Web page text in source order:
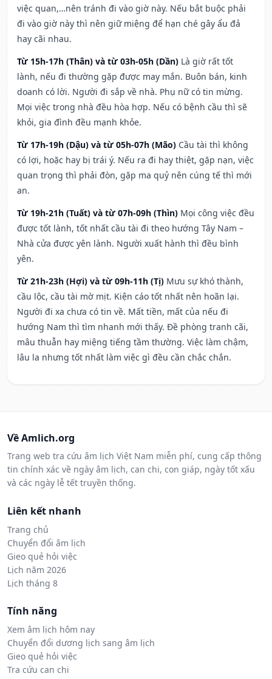
việc quan,…nên tránh đi vào giờ này. Nếu bắt buộc phải
đi vào giờ này thì nên giữ miệng để hạn ché gây ẩu đả
hay cãi nhau.
Từ 15h-17h (Thân) và từ 03h-05h (Dần) Là giờ rất tốt
lành, nếu đi thường gặp được may mắn. Buôn bán, kinh
doanh có lời. Người đi sắp về nhà. Phụ nữ có tin mừng.
Mọi việc trong nhà đều hòa hợp. Nếu có bệnh cầu thì sẽ
khỏi, gia đình đều mạnh khỏe.
Từ 17h-19h (Dậu) và từ 05h-07h (Mão) Cầu tài thì không
có lợi, hoặc hay bị trái ý. Nếu ra đi hay thiệt, gặp nạn, việc
quan trọng thì phải đòn, gặp ma quỷ nên cúng tế thì mới
an.
Từ 19h-21h (Tuất) và từ 07h-09h (Thìn) Mọi công việc đều
được tốt lành, tốt nhất cầu tài đi theo hướng Tây Nam –
Nhà cửa được yên lành. Người xuất hành thì đều bình
yên.
Từ 21h-23h (Hợi) và từ 09h-11h (Tị) Mưu sự khó thành,
cầu lộc, cầu tài mờ mịt. Kiện cáo tốt nhất nên hoãn lại.
Người đi xa chưa có tin về. Mất tiền, mất của nếu đi
hướng Nam thì tìm nhanh mới thấy. Đề phòng tranh cãi,
mâu thuẫn hay miệng tiếng tầm thường. Việc làm chậm,
lâu la nhưng tốt nhất làm việc gì đều cần chắc chắn.
Về Amlich.org
Trang web tra cứu âm lịch Việt Nam miễn phí, cung cấp thông
tin chính xác về ngày âm lịch, can chi, con giáp, ngày tốt xấu
và các ngày lễ tết truyền thống.
Liên kết nhanh
Trang chủ
Chuyển đổi âm lịch
Gieo quẻ hỏi việc
Lịch năm 2026
Lịch tháng 8
Tính năng
Xem âm lịch hôm nay
Chuyển đổi dương lịch sang âm lịch
Gieo quẻ hỏi việc
Tra cứu can chi